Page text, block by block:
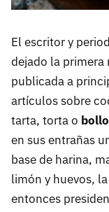
El escritor y
dejado la primera
publicada a
artículos sobre
tarta, torta o
en sus entrañas
base de harina,
limón y huevos,
entonces